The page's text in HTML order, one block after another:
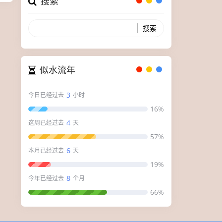
似水流年
今日已经过去 3 小时
16%
这周已经过去 4 天
57%
本月已经过去 6 天
19%
今年已经过去 8 个月
66%